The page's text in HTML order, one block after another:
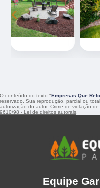
‹
O conteúdo do texto "Empresas Que
reservado. Sua reprodução, parcial ou
autorização do autor. Crime de violação
9610/98 - Lei de direitos autorais
Equipe